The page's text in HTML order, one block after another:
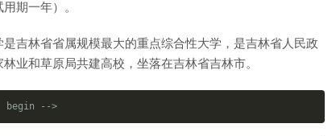
期一年）。
是吉林省省属规模最大的重点综合性大学，是吉林省人民政
林业和草原局共建高校，坐落在吉林省吉林市。
begin -->